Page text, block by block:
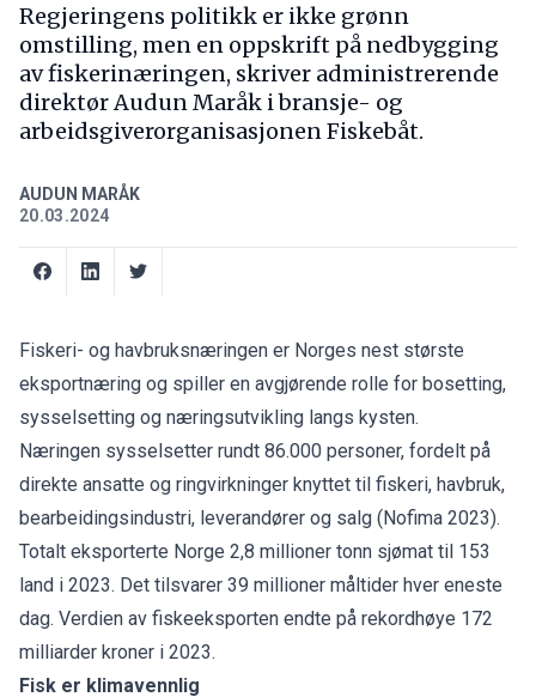
Regjeringens politikk er ikke grønn
omstilling, men en oppskrift på nedbygging
av fiskerinæringen, skriver administrerende
direktør Audun Maråk i bransje- og
arbeidsgiverorganisasjonen Fiskebåt.
AUDUN MARÅK
20.03.2024
Fiskeri- og havbruksnæringen er Norges nest største
eksportnæring og spiller en avgjørende rolle for bosetting,
sysselsetting og næringsutvikling langs kysten.
Næringen sysselsetter rundt 86.000 personer, fordelt på
direkte ansatte og ringvirkninger knyttet til fiskeri, havbruk,
bearbeidingsindustri, leverandører og salg (Nofima 2023).
Totalt eksporterte Norge 2,8 millioner tonn sjømat til 153
land i 2023. Det tilsvarer 39 millioner måltider hver eneste
dag. Verdien av fiskeeksporten endte på rekordhøye 172
milliarder kroner i 2023.
Fisk er klimavennlig